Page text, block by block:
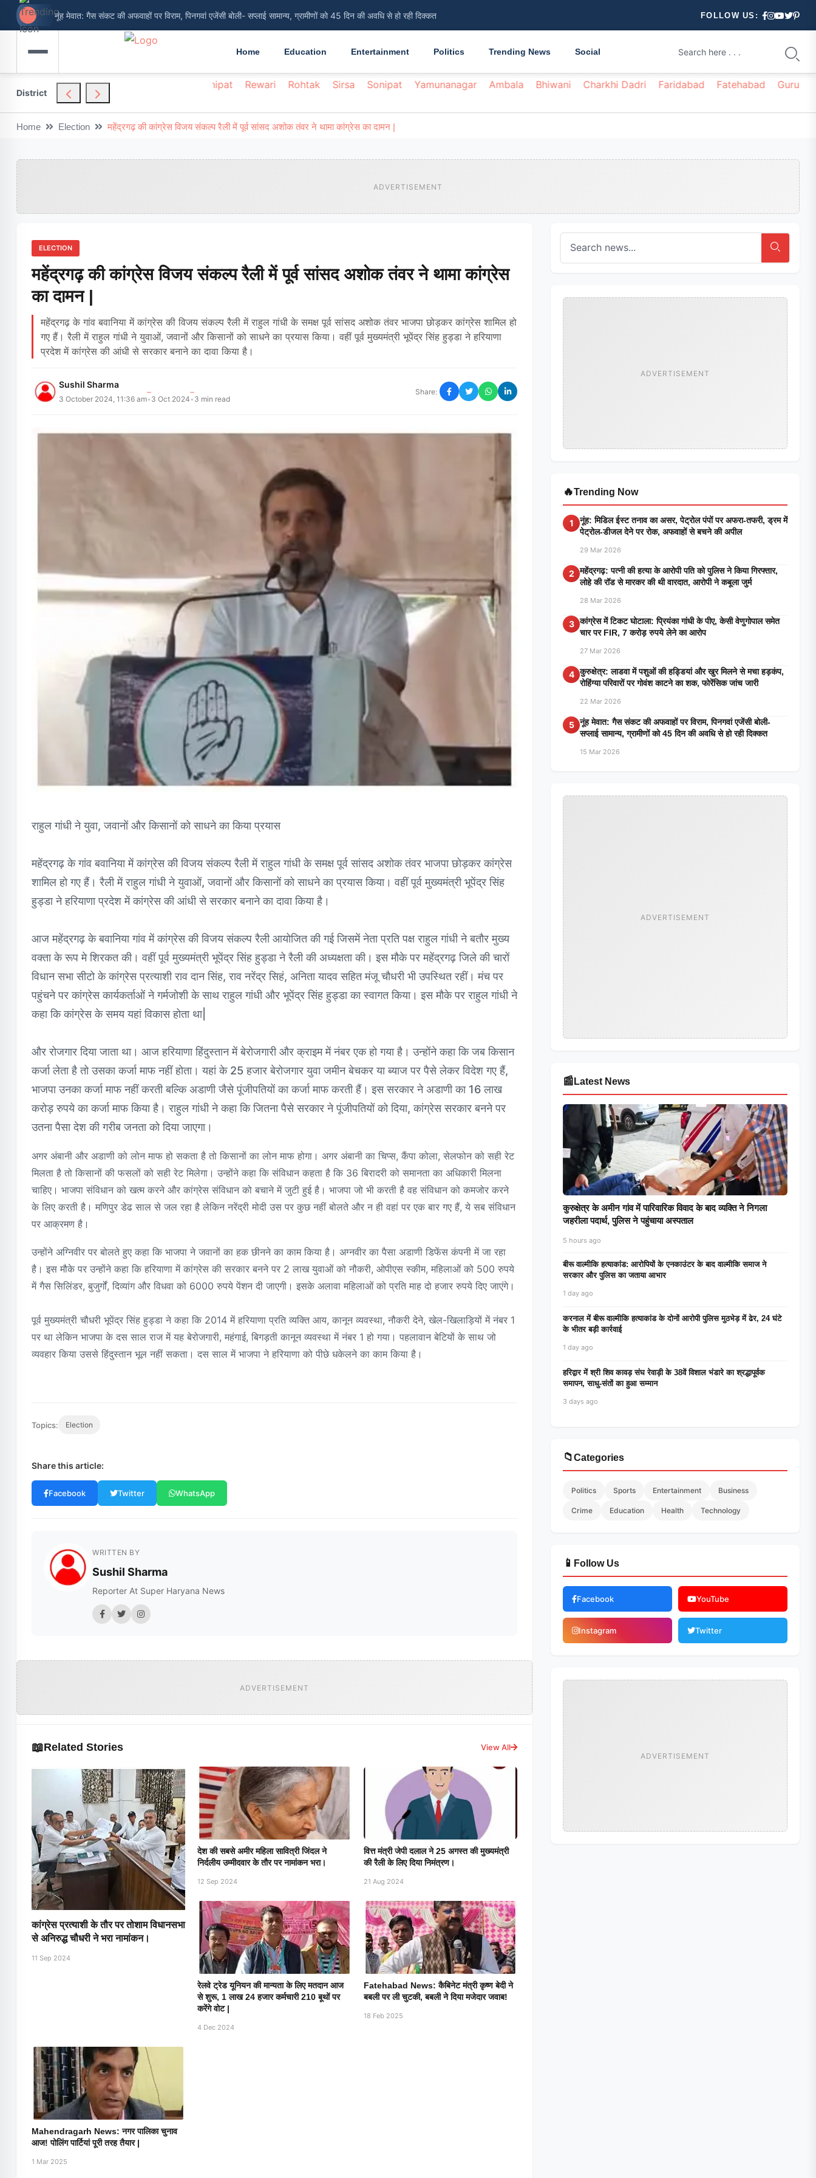
नूंह मेवात: गैस संकट की अफवाहों पर विराम, पिनगवां एजेंसी बोली- सप्लाई सामान्य, ग्रामीणों को 45 दिन की अवधि से हो रही दिक्कत FOLLOW US:
Home Education Entertainment Politics Trending News Social
District
Nuh Palwal Panipat Rewari Rohtak Sirsa Sonipat Yamunanagar Ambala Bhiwani Charkhi Dadri Faridabad Fatehabad
Home Election महेंद्रगढ़ की कांग्रेस विजय संकल्प रैली में पूर्व सांसद अशोक तंवर ने थामा कांग्रेस का दामन |
ADVERTISEMENT
ELECTION
महेंद्रगढ़ की कांग्रेस विजय संकल्प रैली में पूर्व सांसद अशोक तंवर ने थामा कांग्रेस
का दामन |
महेंद्रगढ़ के गांव बवानिया में कांग्रेस की विजय संकल्प रैली में राहुल गांधी के समक्ष पूर्व सांसद अशोक तंवर भाजपा छोड़कर कांग्रेस शामिल हो
गए हैं। रैली में राहुल गांधी ने युवाओं, जवानों और किसानों को साधने का प्रयास किया। वहीं पूर्व मुख्यमंत्री भूपेंद्र सिंह हुड्डा ने हरियाणा
प्रदेश में कांग्रेस की आंधी से सरकार बनाने का दावा किया है।
Sushil Sharma
3 October 2024, 11:36 am• 3 Oct 2024• 3 min read
Share:
राहुल गांधी ने युवा, जवानों और किसानों को साधने का किया प्रयास
महेंद्रगढ़ के गांव बवानिया में कांग्रेस की विजय संकल्प रैली में राहुल गांधी के समक्ष पूर्व सांसद अशोक तंवर भाजपा छोड़कर कांग्रेस
शामिल हो गए हैं। रैली में राहुल गांधी ने युवाओं, जवानों और किसानों को साधने का प्रयास किया। वहीं पूर्व मुख्यमंत्री भूपेंद्र सिंह
हुड्डा ने हरियाणा प्रदेश में कांग्रेस की आंधी से सरकार बनाने का दावा किया है।
आज महेंद्रगढ़ के बवानिया गांव में कांग्रेस की विजय संकल्प रैली आयोजित की गई जिसमें नेता प्रति पक्ष राहुल गांधी ने बतौर मुख्य
वक्ता के रूप मे शिरकत की। वहीं पूर्व मुख्यमंत्री भूपेंद्र सिंह हुड्डा ने रैली की अध्यक्षता की। इस मौके पर महेंद्रगढ़ जिले की चारों
विधान सभा सीटो के कांग्रेस प्रत्याशी राव दान सिंह, राव नरेंद्र सिहं, अनिता यादव सहित मंजू चौधरी भी उपस्थित रहीं। मंच पर
पहुंचने पर कांग्रेस कार्यकर्ताओं ने गर्मजोशी के साथ राहुल गांधी और भूपेंद्र सिंह हुड्डा का स्वागत किया। इस मौके पर राहुल गांधी ने
कहा कि कांग्रेस के समय यहां विकास होता था|
और रोजगार दिया जाता था। आज हरियाणा हिंदुस्तान में बेरोजगारी और क्राइम में नंबर एक हो गया है। उन्होंने कहा कि जब किसान
कर्जा लेता है तो उसका कर्जा माफ नहीं होता। यहां के 25 हजार बेरोजगार युवा जमीन बेचकर या ब्याज पर पैसे लेकर विदेश गए हैं,
भाजपा उनका कर्जा माफ नहीं करती बल्कि अडाणी जैसे पूंजीपतियों का कर्जा माफ करती हैं। इस सरकार ने अडाणी का 16 लाख
करोड़ रुपये का कर्जा माफ किया है। राहुल गांधी ने कहा कि जितना पैसे सरकार ने पूंजीपतियों को दिया, कांग्रेस सरकार बनने पर
उतना पैसा देश की गरीब जनता को दिया जाएगा।
अगर अंबानी और अडाणी को लोन माफ हो सकता है तो किसानों का लोन माफ होगा। अगर अंबानी का चिप्स, कैंपा कोला, सेलफोन को सही रेट
मिलता है तो किसानों की फसलों को सही रेट मिलेगा। उन्होंने कहा कि संविधान कहता है कि 36 बिरादरी को समानता का अधिकारी मिलना
चाहिए। भाजपा संविधान को खत्म करने और कांग्रेस संविधान को बचाने में जुटी हुई है। भाजपा जो भी करती है वह संविधान को कमजोर करने
के लिए करती है। मणिपुर डेढ साल से जल रहा है लेकिन नरेंद्री मोदी उस पर कुछ नहीं बोलते और न ही वहां पर एक बार गए हैं, ये सब संविधान
पर आक्रमण है।
उन्होंने अग्निवीर पर बोलते हुए कहा कि भाजपा ने जवानों का हक छीनने का काम किया है। अग्नवीर का पैसा अडाणी डिफेंस कंपनी में जा रहा
है। इस मौके पर उन्होंने कहा कि हरियाणा में कांग्रेस की सरकार बनने पर 2 लाख युवाओं को नौकरी, ओपीएस स्कीम, महिलाओं को 500 रुपये
में गैस सिलिंडर, बुजुर्गों, दिव्यांग और विधवा को 6000 रुपये पेंशन दी जाएगी। इसके अलावा महिलाओं को प्रति माह दो हजार रुपये दिए जाएंगे।
पूर्व मुख्यमंत्री चौधरी भूपेंद्र सिंह हुड्डा ने कहा कि 2014 में हरियाणा प्रति व्यक्ति आय, कानून व्यवस्था, नौकरी देने, खेल-खिलाड़ियों में नंबर 1
पर था लेकिन भाजपा के दस साल राज में यह बेरोजगारी, महंगाई, बिगड़ती कानून व्यवस्था में नंबर 1 हो गया। पहलावान बेटियों के साथ जो
व्यवहार किया उससे हिंदुस्तान भूल नहीं सकता। दस साल में भाजपा ने हरियाणा को पीछे धकेलने का काम किया है।
Topics: Election
Share this article:
Facebook Twitter WhatsApp
WRITTEN BY
Sushil Sharma
Reporter At Super Haryana News
ADVERTISEMENT
📖Related Stories View All
कांग्रेस प्रत्याशी के तौर पर तोशाम विधानसभा
से अनिरुद्ध चौधरी ने भरा नामांकन।
11 Sep 2024
देश की सबसे अमीर महिला सावित्री जिंदल ने
निर्दलीय उम्मीदवार के तौर पर नामांकन भरा।
12 Sep 2024
वित्त मंत्री जेपी दलाल ने 25 अगस्त की मुख्यमंत्री
की रैली के लिए दिया निमंत्रण।
21 Aug 2024
रेलवे ट्रेड यूनियन की मान्यता के लिए मतदान आज
से शुरू, 1 लाख 24 हजार कर्मचारी 210 बूथों पर
करेंगे वोट |
4 Dec 2024
Fatehabad News: कैबिनेट मंत्री कृष्ण बेदी ने
बबली पर ली चुटकी, बबली ने दिया मजेदार जवाब!
18 Feb 2025
Mahendragarh News: नगर पालिका चुनाव
आज! पोलिंग पार्टियां पूरी तरह तैयार |
1 Mar 2025
ADVERTISEMENT
🔥Trending Now
1
नूंह: मिडिल ईस्ट तनाव का असर, पेट्रोल पंपों पर अफरा-तफरी, ड्रम में
पेट्रोल-डीजल देने पर रोक, अफवाहों से बचने की अपील
29 Mar 2026
2
महेंद्रगढ़: पत्नी की हत्या के आरोपी पति को पुलिस ने किया गिरफ्तार,
लोहे की रॉड से मारकर की थी वारदात, आरोपी ने कबूला जुर्म
28 Mar 2026
3 कांग्रेस में टिकट घोटाला: प्रियंका गांधी के पीए, केसी वेणुगोपाल समेत
चार पर FIR, 7 करोड़ रुपये लेने का आरोप
27 Mar 2026
4 कुरुक्षेत्र: लाडवा में पशुओं की हड्डियां और खुर मिलने से मचा हड़कंप,
रोहिंग्या परिवारों पर गोवंश काटने का शक, फोरेंसिक जांच जारी
22 Mar 2026
5 नूंह मेवात: गैस संकट की अफवाहों पर विराम, पिनगवां एजेंसी बोली-
सप्लाई सामान्य, ग्रामीणों को 45 दिन की अवधि से हो रही दिक्कत
15 Mar 2026
ADVERTISEMENT
📰 Latest News
कुरुक्षेत्र के अमीन गांव में पारिवारिक विवाद के बाद व्यक्ति ने निगला
जहरीला पदार्थ, पुलिस ने पहुंचाया अस्पताल
5 hours ago
बीरू वाल्मीकि हत्याकांड: आरोपियों के एनकाउंटर के बाद वाल्मीकि समाज ने
सरकार और पुलिस का जताया आभार
1 day ago
करनाल में बीरू वाल्मीकि हत्याकांड के दोनों आरोपी पुलिस मुठभेड़ में ढेर, 24 घंटे
के भीतर बड़ी कार्रवाई
1 day ago
हरिद्वार में श्री शिव कावड़ संघ रेवाड़ी के 38वें विशाल भंडारे का श्रद्धापूर्वक
समापन, साधु-संतों का हुआ सम्मान
3 days ago
📁Categories
Politics Sports Entertainment Business
Crime Education Health Technology
📱 Follow Us
Facebook YouTube
Instagram Twitter
ADVERTISEMENT